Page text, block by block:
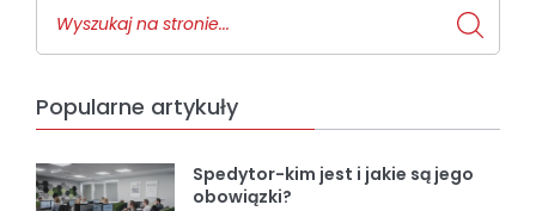
Popularne artykuły
Spedytor-kim jest i jakie są jego
obowiązki?